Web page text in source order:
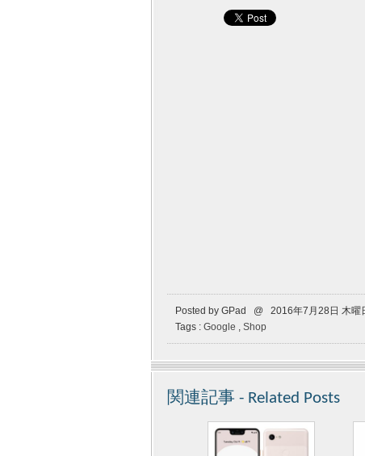
Posted by GPad @ 2016年7月28日 木曜
Tags : Google , Shop
関連記事 - Related Posts